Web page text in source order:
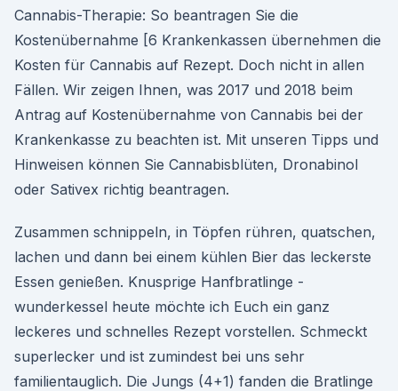
Cannabis-Therapie: So beantragen Sie die
Kostenübernahme [6 Krankenkassen übernehmen die
Kosten für Cannabis auf Rezept. Doch nicht in allen
Fällen. Wir zeigen Ihnen, was 2017 und 2018 beim
Antrag auf Kostenübernahme von Cannabis bei der
Krankenkasse zu beachten ist. Mit unseren Tipps und
Hinweisen können Sie Cannabisblüten, Dronabinol
oder Sativex richtig beantragen.
Zusammen schnippeln, in Töpfen rühren, quatschen,
lachen und dann bei einem kühlen Bier das leckerste
Essen genießen. Knusprige Hanfbratlinge -
wunderkessel heute möchte ich Euch ein ganz
leckeres und schnelles Rezept vorstellen. Schmeckt
superlecker und ist zumindest bei uns sehr
familientauglich. Die Jungs (4+1) fanden die Bratlinge